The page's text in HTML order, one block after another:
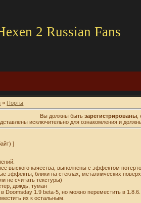
2 Russian Fans
» Порты
Вы должны быть зарегистрированы,
исключительно для ознакомления и
]
выского качества, выполнены с эффектом
эффекты, блики на стеклах, металлических
не считать текстуры)
дождь, туман
Doomsday 1.9 beta-5, но можно переместить в
их к остальным.